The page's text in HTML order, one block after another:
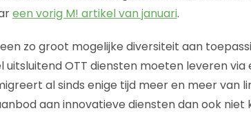
een vorig M! artikel van januari.
zo groot mogelijke diversiteit aan
uitsluitend OTT diensten moeten leveren
al sinds enige tijd meer en meer van
aan innovatieve diensten dan ook niet